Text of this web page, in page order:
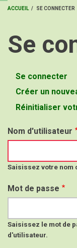
D'ARIANE
ACCUEIL / SE CONNECTER
Se
Onglets
principaux
Se connecter
Créer un
Réinitialiser
Nom d'utilisateur
Saisissez votre nom
Mot de passe
Saisissez le mot de
d'utilisateur.